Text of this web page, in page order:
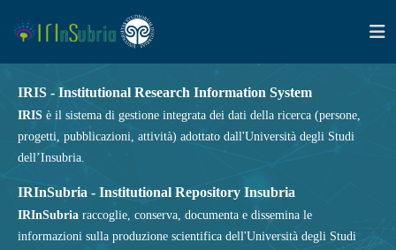
IRIS - Institutional Research Information System
IRIS è il sistema di gestione integrata dei dati della ricerca (persone,
progetti, pubblicazioni, attività) adottato dall'Università degli Studi
dell’Insubria.
IRInSubria - Institutional Repository Insubria
IRInSubria raccoglie, conserva, documenta e dissemina le
informazioni sulla produzione scientifica dell'Università degli Studi